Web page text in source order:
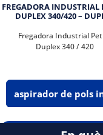
FREGADORA INDUSTRIAL
DUPLEX 340/420 –
Fregadora Industrial
Duplex 340 / 420
aspirador de pols